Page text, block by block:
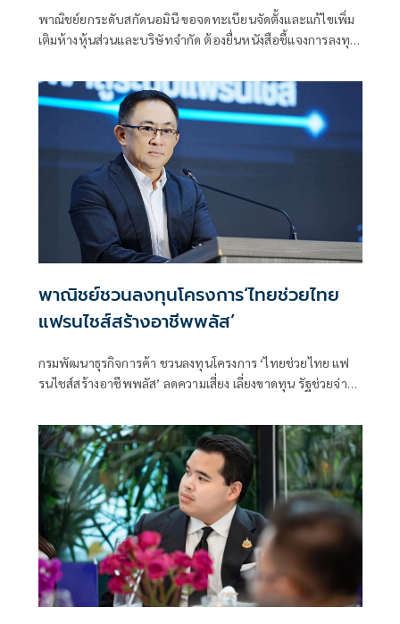
พาณิชย์ยกระดับสกัดนอมินี ขอจดทะเบียนจัดตั้งและแก้ไขเพิ่ม
เติมห้างหุ้นส่วนและบริษัทจำกัด ต้องยื่นหนังสือชี้แจงการลงทุน
พาณิชย์ชวนลงทุนโครงการ‘ไทยช่วยไทย
แฟรนไชส์สร้างอาชีพพลัส’
กรมพัฒนาธุรกิจการค้า ชวนลงทุนโครงการ ‘ไทยช่วยไทย แฟ
รนไชส์สร้างอาชีพพลัส’ ลดความเสี่ยง เลี่ยงขาดทุน รัฐช่วยจ่าย